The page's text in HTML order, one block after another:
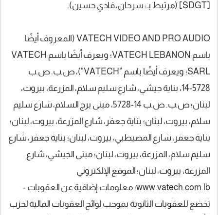
[SDGT] (مرتبط بـ: سرحان، فادي حسين).
VATECH VIDEO AND PRO AUDIO (المعروف أيضًا
باسم VATECH LEBANON؛ ويعرف أيضًا باسم VATECH
SARL؛ ويعرف أيضًا باسم "VATECH")، ص.ب. ص.ب
5728-14، بناية جيشي، شارع سليم سلام، المزرعة، بيروت،
لبنان؛ ص.ب. ص.ب 14-5728، مبنى برج السلام، شارع سليم
سلام، بيروت، لبنان؛ بناية جعفر، شارع المزرعة، بيروت، لبنان؛
بناية جعفر، شارع المصيطبي، بيروت، لبنان؛ بناية جعفر، شارع
سليم سلام، المزرعة، بيروت، لبنان؛ مبنى الجيشي، شارع
المزرعة، بيروت، لبنان؛ الموقع الإلكتروني
www.vatech.com.lb؛ معلومات إضافية عن العقوبات -
تخضع للعقوبات الثانوية بموجب لوائح العقوبات المالية لحزب